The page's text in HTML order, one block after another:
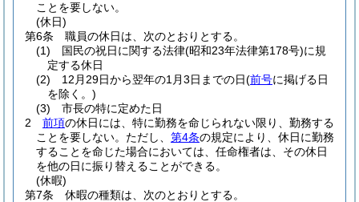
ことを要しない。
(休日)
第6条
職員の休日は、次のとおりとする。
(1)
国民の祝日に関する法律(昭和23年法律第178号)に規
定する休日
(2)
12月29日から翌年の1月3日までの日(前号に掲げる日
を除く。)
(3)
市長の特に定めた日
2
前項の休日には、特に勤務を命じられない限り、勤務する
ことを要しない。 ただし、 第4条の規定により、休日に勤務
することを命じた場合においては、任命権者は、その休日
を他の日に振り替えることができる。
(休暇)
第7条
休暇の種類は、次のとおりとする。